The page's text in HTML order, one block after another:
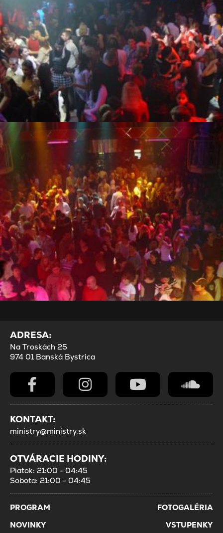
ADRESA:
Na Troskách 25
974 01 Banská Bystrica
KONTAKT:
ministry@ministry.sk
OTVÁRACIE HODINY:
Piatok: 21:00 - 04:45
Sobota: 21:00 - 04:45
PROGRAM
FOTOGALÉRIA
NOVINKY
VSTUPENKY